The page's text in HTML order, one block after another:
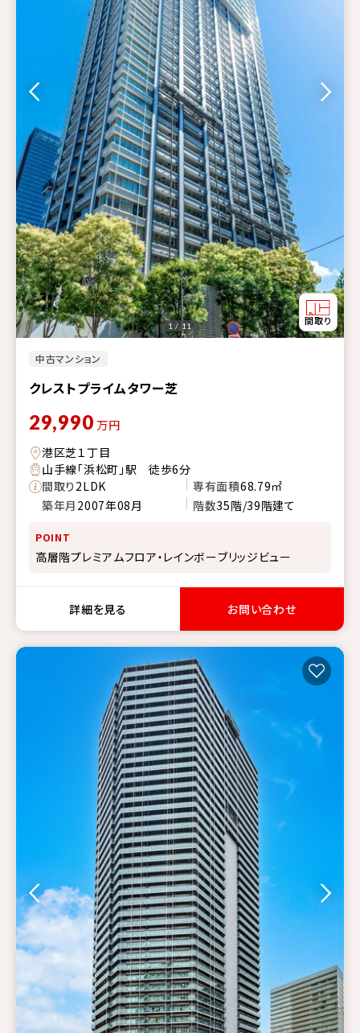
中古マンション
クレストプライムタワー芝
1 / 11
29,990 万円
港区芝１丁目
山手線「浜松町」駅 徒歩6分
間取り2LDK 専有面積68.79㎡
築年月 2007年08月 階数35階/39階建て
POINT
高層階プレミアムフロア・レインボーブリッジビュー
詳細を見る お問い合わせ